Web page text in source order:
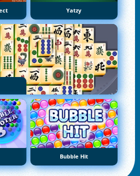
Yatzy
Bubble Hit